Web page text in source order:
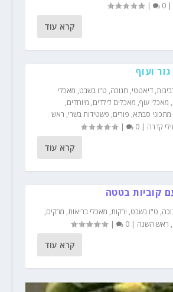
0
|
קרא עוד
ועוף
, דיאטטי, חנוכה, ט"ו בשבט, מאכלי
, מאכלי עוף, מאכלים לילדים, מיוחדים,
מתכוני סבתא, פורים, פשטידות בשרי, ראש
קדרה |
0
|
קרא עוד
קוביות בטטה
, ט"ו בשבט, ירקות, מאכלי בריאות, מרקים,
, ראש השנה |
0
|
קרא עוד